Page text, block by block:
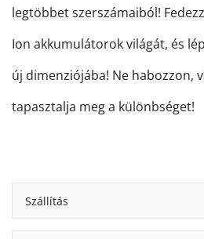
legtöbbet szerszámaiból!
Ion akkumulátorok világát, és
új dimenziójába! Ne habozzon,
tapasztalja meg a különbséget!
Szállítás